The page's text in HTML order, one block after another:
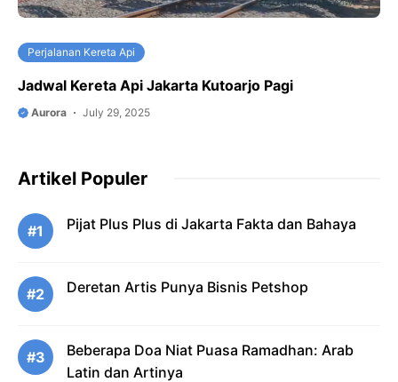
Perjalanan Kereta Api
Jadwal Kereta Api Jakarta Kutoarjo Pagi
Aurora July 29, 2025
Artikel Populer
#1 Pijat Plus Plus di Jakarta Fakta dan Bahaya
#2 Deretan Artis Punya Bisnis Petshop
#3
Beberapa Doa Niat Puasa Ramadhan: Arab
Latin dan Artinya